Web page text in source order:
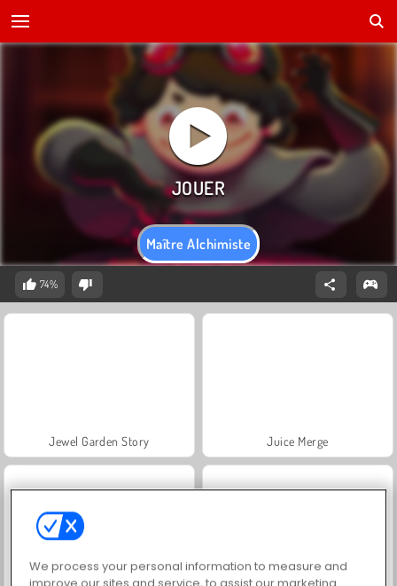
Maître Alchimiste
74%
Jewel Garden Story Juice Merge
We process your personal information to measure and